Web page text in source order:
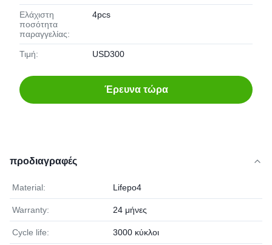
Ελάχιστη
ποσότητα
παραγγελίας:
4pcs
Τιμή: USD300
Έρευνα τώρα
προδιαγραφές
Material: Lifepo4
Warranty: 24 μήνες
Cycle life: 3000 κύκλοι